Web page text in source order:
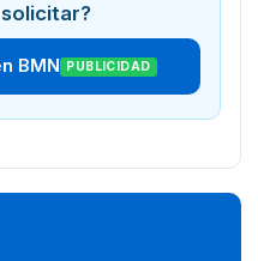
BMN PUBLICIDAD